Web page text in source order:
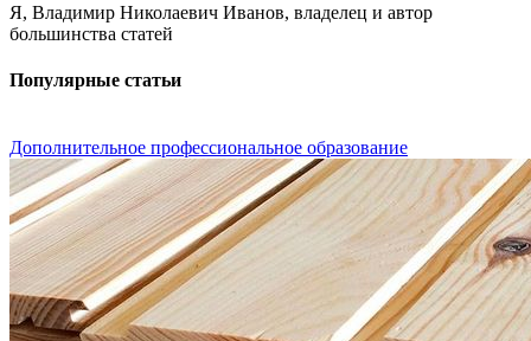
Я, Владимир Николаевич Иванов, владелец и автор
большинства статей
Популярные статьи
Дополнительное профессиональное образование